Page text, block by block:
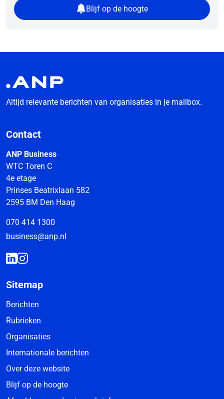
Blijf op de hoogte
Altijd relevante berichten van organisaties in je mailbox.
Contact
ANP Business
WTC Toren C
4e etage
Prinses Beatrixlaan 582
2595 BM Den Haag
070 414 1300
business@anp.nl
Sitemap
Berichten
Rubrieken
Organisaties
Internationale berichten
Over deze website
Blijf op de hoogte